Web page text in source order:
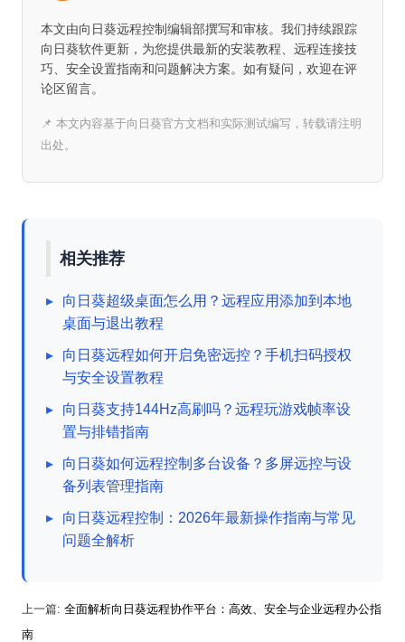
本文由向日葵远程控制编辑部撰写和审核。我们持续跟踪
向日葵软件更新，为您提供最新的安装教程、远程连接技
巧、安全设置指南和问题解决方案。如有疑问，欢迎在评
论区留言。
📌 本文内容基于向日葵官方文档和实际测试编写，转载请注明
出处。
相关推荐
▸
向日葵超级桌面怎么用？远程应用添加到本地
桌面与退出教程
▸
向日葵远程如何开启免密远控？手机扫码授权
与安全设置教程
▸
向日葵支持144Hz高刷吗？远程玩游戏帧率设
置与排错指南
▸
向日葵如何远程控制多台设备？多屏远控与设
备列表管理指南
▸
向日葵远程控制：2026年最新操作指南与常见
问题全解析
上一篇: 全面解析向日葵远程协作平台：高效、安全与企业远程办公指
南